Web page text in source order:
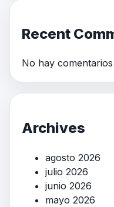
Recent
No hay
Archives
agosto 2026
julio 2026
junio 2026
mayo 2026